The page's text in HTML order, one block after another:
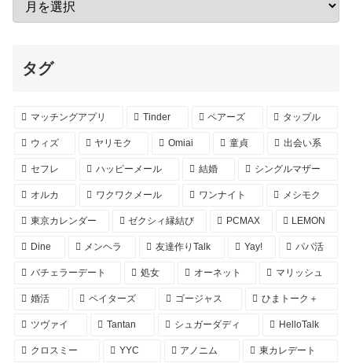
タグ
マッチングアプリ Tinder ペアーズ タップル
ウィズ ヤリモク Omiai 童貞 出会い系
セフレ ハッピーメール 結婚 シングルマザー
オルカ ワクワクメール ワンナイト メシモク
東京カレンダー ゼクシィ縁結び PCMAX LEMON
Dine メンヘラ 友達作りTalk Yay! パパ活
バチェラーデート 処女 オーネット マリッシュ
婚活 ペイターズ ゴージャス ひまトーク＋
ツヴァイ Tantan シュガーダディ HelloTalk
クロスミー YYC アノニム 東カレデート